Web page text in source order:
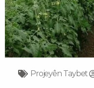
Projeyên Taybet